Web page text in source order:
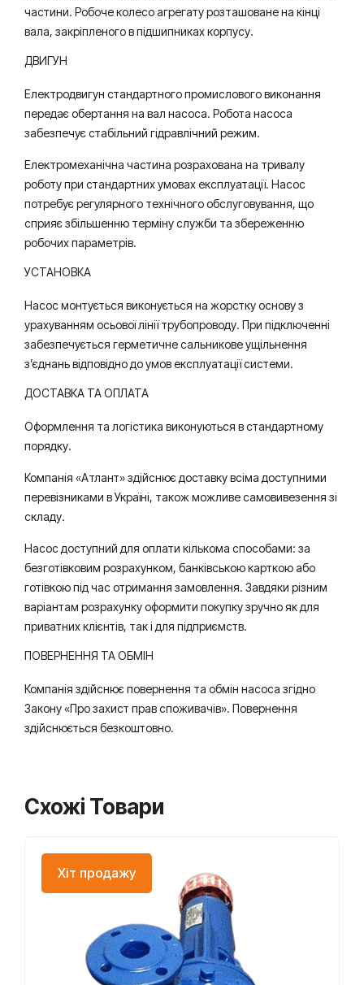
частини. Робоче колесо агрегату розташоване на кінці
вала, закріпленого в підшипниках корпусу.
ДВИГУН
Електродвигун стандартного промислового виконання
передає обертання на вал насоса. Робота насоса
забезпечує стабільний гідравлічний режим.
Електромеханічна частина розрахована на тривалу
роботу при стандартних умовах експлуатації. Насос
потребує регулярного технічного обслуговування, що
сприяє збільшенню терміну служби та збереженню
робочих параметрів.
УСТАНОВКА
Насос монтується виконується на жорстку основу з
урахуванням осьової лінії трубопроводу. При підключенні
забезпечується герметичне сальникове ущільнення
з’єднань відповідно до умов експлуатації системи.
ДОСТАВКА ТА ОПЛАТА
Оформлення та логістика виконуються в стандартному
порядку.
Компанія «Атлант» здійснює доставку всіма доступними
перевізниками в Україні, також можливе самовивезення зі
складу.
Насос доступний для оплати кількома способами: за
безготівковим розрахунком, банківською карткою або
готівкою під час отримання замовлення. Завдяки різним
варіантам розрахунку оформити покупку зручно як для
приватних клієнтів, так і для підприємств.
ПОВЕРНЕННЯ ТА ОБМІН
Компанія здійснює повернення та обмін насоса згідно
Закону «Про захист прав споживачів». Повернення
здійснюється безкоштовно.
Схожі Товари
Хіт продажу